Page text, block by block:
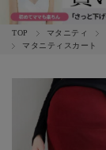
TOP マタニティ
マタニティスカート